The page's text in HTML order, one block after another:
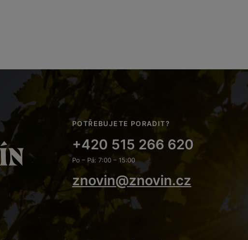
POTŘEBUJETE PORADIT?
+420 515 266 620
Po – Pá: 7:00 – 15:00
znovin@znovin.cz